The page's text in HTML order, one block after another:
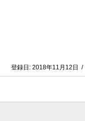
登録日: 2018年11月12日 /